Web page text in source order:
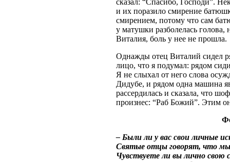
и их поразило смирение
смирением, потому что сам
у матушки разболелась
Виталия, боль у нее не прошла.
Однажды отец Виталий сидел
лицо, что я подумал: рядом
Я не слыхал от него слова
Дидубе, и рядом одна машина
рассердилась и сказала, что
произнес: “Раб Божий”. Этим
– Были ли у вас свои личные
Святые отцы говорят, что мы
Чувствуете ли вы лично свою